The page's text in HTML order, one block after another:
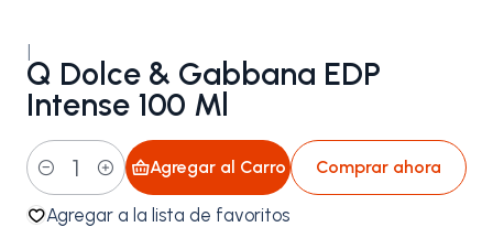
Q Dolce & Gabbana EDP
Intense 100 Ml
Cantidad
Agregar al Carro Comprar ahora
Agregar a la lista de favoritos